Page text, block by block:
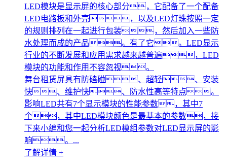
LED模块是显示屏的核心部分，它配备了一个配备
LED电路板和外壳，以及LED灯珠按照一定
的规则排列在一起进行包装，然后加入一些防
水处理而成的产品。有了它。LED显示
行业的不断发展和应用需求越来越普遍，LED
模块的功能和作用不容忽视。
舞台租赁屏具有防磕碰、超轻、安装
快、维护快、防水性高等特点。
影响LED共有7个显示模块的性能参数，其中7
个，其中LED模块颜色是最基本的参数，接
下来小编和您一起分析LED模组参数对LED显示屏的影
响。...
了解详情 +